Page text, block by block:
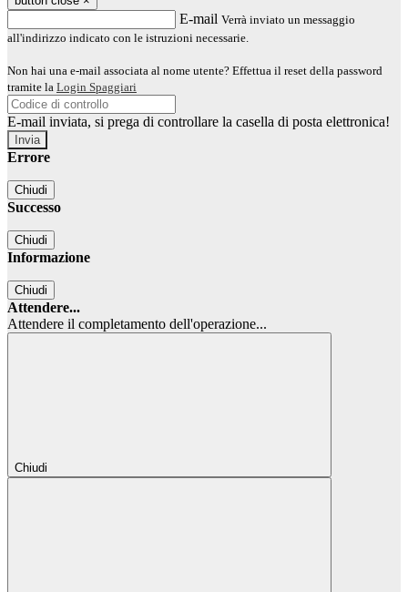
E-mail Verrà inviato un messaggio
all'indirizzo indicato con le istruzioni necessarie.
Non hai una e-mail associata al nome utente? Effettua il reset della password
tramite la Login Spaggiari
E-mail inviata, si prega di controllare la casella di posta elettronica!
Errore
Chiudi
Successo
Chiudi
Informazione
Chiudi
Attendere...
Attendere il completamento dell'operazione...
Chiudi